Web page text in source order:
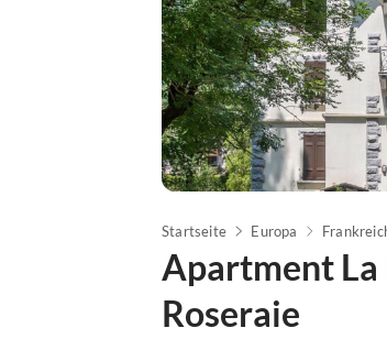
Startseite Europa
Apartment La
Roseraie